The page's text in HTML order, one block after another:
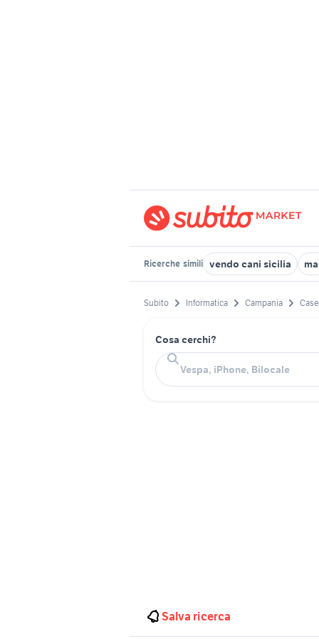
Ricerche simili vendo cani sicilia
Subito Informatica Campania
Cosa cerchi?
Salva ricerca